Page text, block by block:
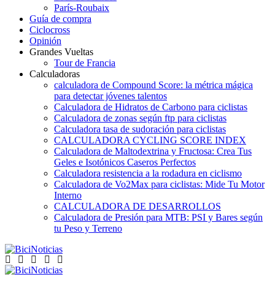
París-Roubaix
Guía de compra
Ciclocross
Opinión
Grandes Vueltas
Tour de Francia
Calculadoras
calculadora de Compound Score: la métrica mágica
para detectar jóvenes talentos
Calculadora de Hidratos de Carbono para ciclistas
Calculadora de zonas según ftp para ciclistas
Calculadora tasa de sudoración para ciclistas
CALCULADORA CYCLING SCORE INDEX
Calculadora de Maltodextrina y Fructosa: Crea Tus
Geles e Isotónicos Caseros Perfectos
Calculadora resistencia a la rodadura en ciclismo
Calculadora de Vo2Max para ciclistas: Mide Tu Motor
Interno
CALCULADORA DE DESARROLLOS
Calculadora de Presión para MTB: PSI y Bares según
tu Peso y Terreno